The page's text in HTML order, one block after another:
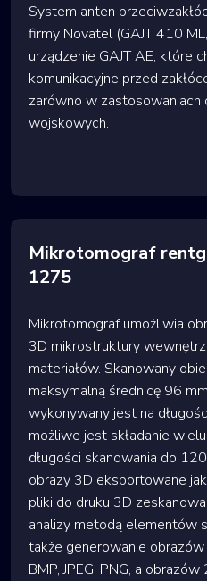
System anten
firmy Novatel (GAJT 410
urządzenie GAJT AE, które
komunikacyjne przed
zarówno w zastosowaniach
wojskowych.
Mikrotomograf
1275
Mikrotomograf umożliwia
3D mikrostruktury
materiałów. Skanowany
maksymalną średnicę 96
wykonywany jest na
możliwe jest składanie
długości skanowania do
obrazy 3D eksportowane
pliki do druku 3D
analizy metodą elementów
także generowanie
BMP, JPEG, PNG, a